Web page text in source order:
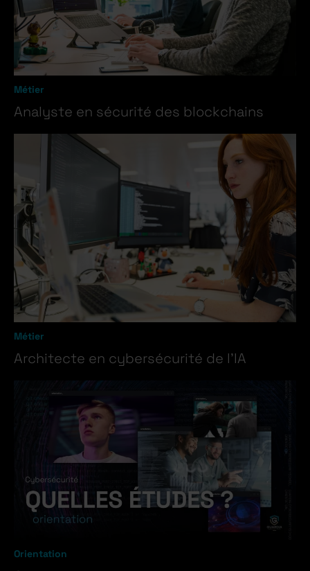
Métier
Analyste en sécurité des blockchains
Métier
Architecte en cybersécurité de l’IA
Orientation